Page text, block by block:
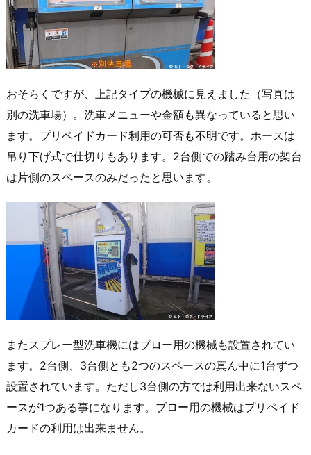
おそらくですが、上記タイプの機械に見えました（写真は
別の洗車場）。洗車メニューや金額も異なっていると思い
ます。プリペイドカード利用の可否も不明です。ホースは
吊り下げ式で仕切りもあります。2台側での踏み台用の架台
は片側のスペースのみだったと思います。
またスプレー型洗車機にはブロー用の機械も設置されてい
ます。2台側、3台側とも2つのスペースの真ん中に1台ずつ
設置されています。ただし3台側の方では利用出来ないスペ
ースが1つある事になります。ブロー用の機械はプリペイド
カードの利用は出来ません。